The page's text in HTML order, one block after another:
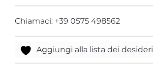
Chiamaci: +39 0575 498562
Aggiungi alla lista dei desideri